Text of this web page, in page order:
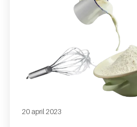
20 april 2023